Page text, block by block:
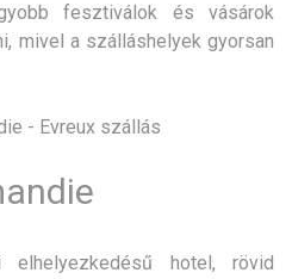
fesztiválok és vásárok
mivel a szálláshelyek gyorsan
elhelyezkedésű hotel, rövid